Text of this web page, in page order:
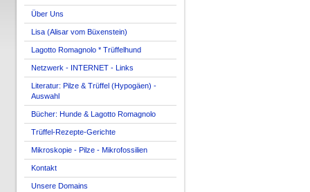
Über Uns
Lisa (Alisar vom Büxenstein)
Lagotto Romagnolo * Trüffelhund
Netzwerk - INTERNET - Links
Literatur: Pilze & Trüffel (Hypogäen) -
Auswahl
Bücher: Hunde & Lagotto Romagnolo
Trüffel-Rezepte-Gerichte
Mikroskopie - Pilze - Mikrofossilien
Kontakt
Unsere Domains